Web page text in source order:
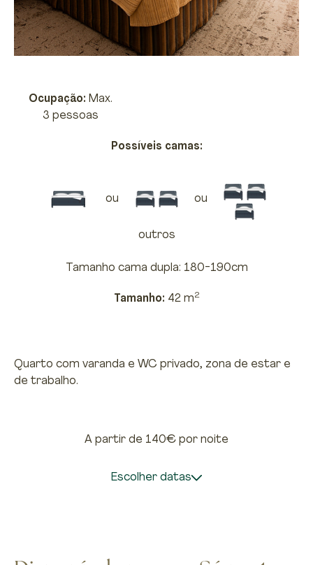
Ocupação: Max.
3 pessoas
Possíveis camas:
ou ou
outros
Tamanho cama dupla: 180-190cm
Tamanho: 42 m2
Quarto com varanda e WC privado, zona de estar e
de trabalho.
A partir de 140€ por noite
Escolher datas